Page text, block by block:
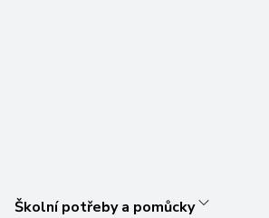
Školní potřeby a pomůcky